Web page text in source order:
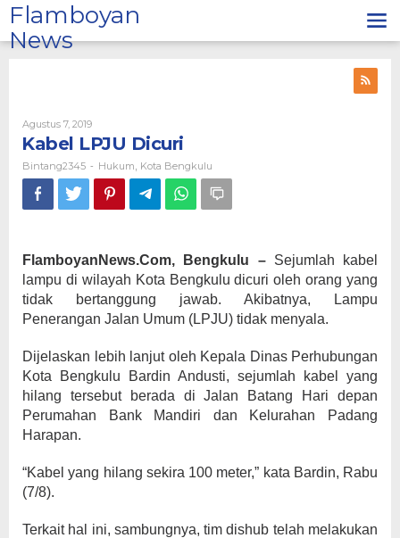
Lewati
ke
konten
Flamboyan
News
Agustus 7, 2019Oleh
Bintang2345
Kabel LPJU Dicuri
Bintang2345 - Hukum Kota Bengkulu
FlamboyanNews.Com, Bengkulu –Sejumlah kabel
lampu di wilayah Kota Bengkulu dicuri oleh orang yang
tidak bertanggung jawab. Akibatnya, Lampu
Penerangan Jalan Umum (LPJU) tidak menyala.
Dijelaskan lebih lanjut oleh Kepala Dinas Perhubungan
Kota Bengkulu Bardin Andusti, sejumlah kabel yang
hilang tersebut berada di Jalan Batang Hari depan
Perumahan Bank Mandiri dan Kelurahan Padang
Harapan.
“Kabel yang hilang sekira 100 meter,” kata Bardin, Rabu
(7/8).
Terkait hal ini, sambungnya, tim dishub telah melakukan